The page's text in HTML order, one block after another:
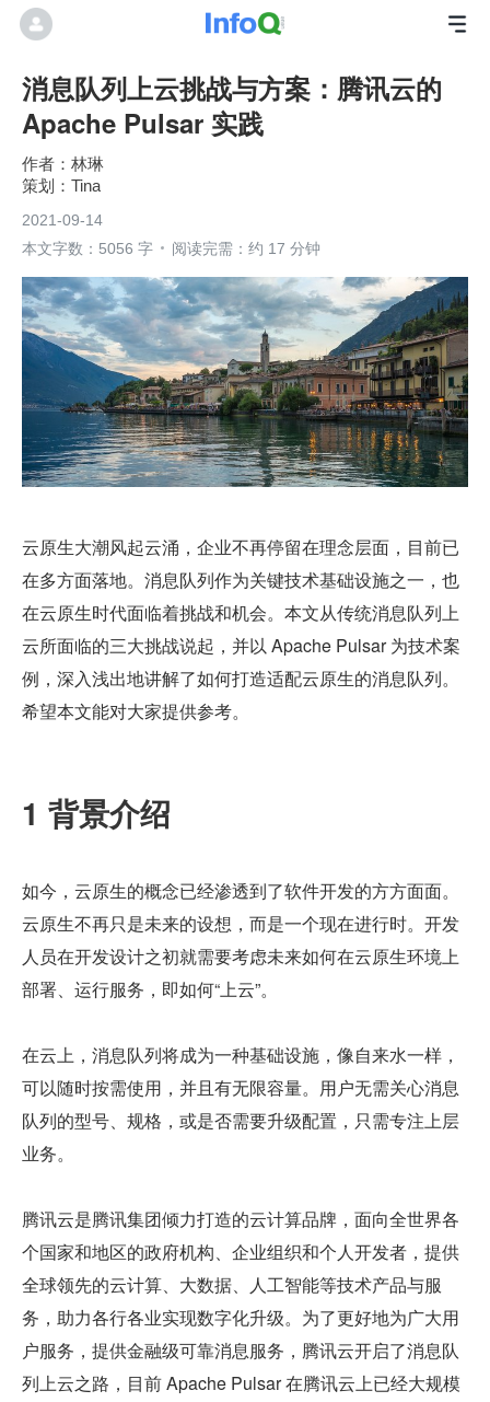
消息队列上云挑战与方案：腾讯云的
Apache Pulsar 实践
林琳
Tina
2021-09-14
本文字数：5056 字
阅读完需：约 17 分钟
云原生大潮风起云涌，企业不再停留在理念层面，目前已
在多方面落地。消息队列作为关键技术基础设施之一，也
在云原生时代面临着挑战和机会。本文从传统消息队列上
云所面临的三大挑战说起，并以 Apache Pulsar 为技术案
例，深入浅出地讲解了如何打造适配云原生的消息队列。
希望本文能对大家提供参考。
1 背景介绍
如今，云原生的概念已经渗透到了软件开发的方方面面。
云原生不再只是未来的设想，而是一个现在进行时。开发
人员在开发设计之初就需要考虑未来如何在云原生环境上
部署、运行服务，即如何“上云”。
在云上，消息队列将成为一种基础设施，像自来水一样，
可以随时按需使用，并且有无限容量。用户无需关心消息
队列的型号、规格，或是否需要升级配置，只需专注上层
业务。
腾讯云是腾讯集团倾力打造的云计算品牌，面向全世界各
个国家和地区的政府机构、企业组织和个人开发者，提供
全球领先的云计算、大数据、人工智能等技术产品与服
务，助力各行各业实现数字化升级。为了更好地为广大用
户服务，提供金融级可靠消息服务，腾讯云开启了消息队
列上云之路，目前 Apache Pulsar 在腾讯云上已经大规模